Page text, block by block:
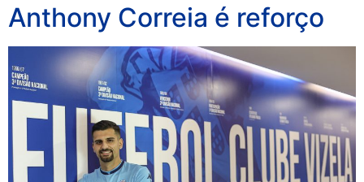
Anthony Correia é reforço